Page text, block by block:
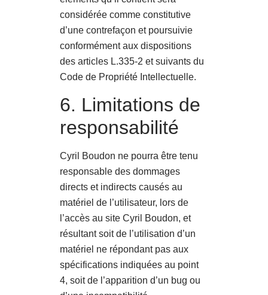
considérée comme constitutive
d’une contrefaçon et poursuivie
conformément aux dispositions
des articles L.335-2 et suivants du
Code de Propriété Intellectuelle.
6. Limitations de
responsabilité
Cyril Boudon ne pourra être tenu
responsable des dommages
directs et indirects causés au
matériel de l’utilisateur, lors de
l’accès au site Cyril Boudon, et
résultant soit de l’utilisation d’un
matériel ne répondant pas aux
spécifications indiquées au point
4, soit de l’apparition d’un bug ou